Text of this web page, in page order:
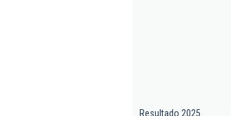
Resultado 2025